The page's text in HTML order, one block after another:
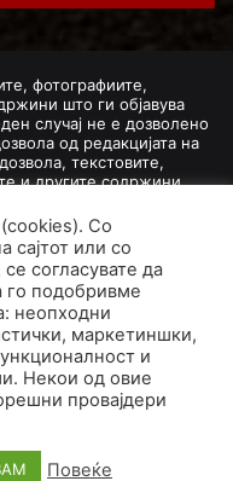
фотографиите,
што ги објавува
случај не е дозволено
од редакцијата на
текстовите,
и другите содржини
интернет-врска
на „avtoplus.mk". При
за превземање на
од новинарско дело
(односно насловната
познат како „лид".
надвор од овие услови
согласно
права.
byGoHost.
Со
или со
согласувате да
го подобривме
неопходни
маркетиншки,
и
Некои од овие
провајдери
Повеќе